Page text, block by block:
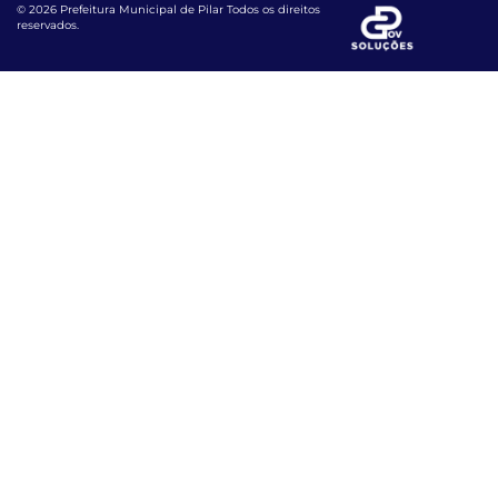
© 2026 Prefeitura Municipal de Pilar Todos os direitos
reservados.